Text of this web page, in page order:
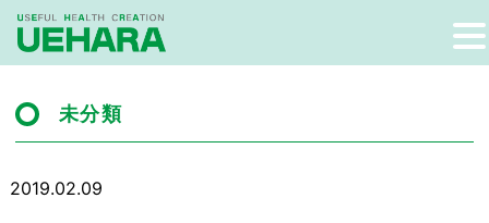
未分類
2019.02.09